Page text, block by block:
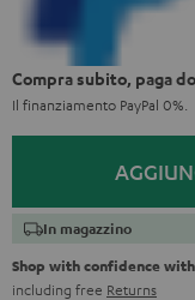
Compra subito, paga
Il finanziamento PayPal 0%.
In magazzino
Shop with confidence
including free Returns